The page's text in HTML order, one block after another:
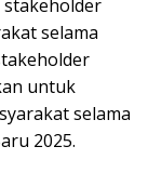
stakeholder
selama
untuk
selama
2025.